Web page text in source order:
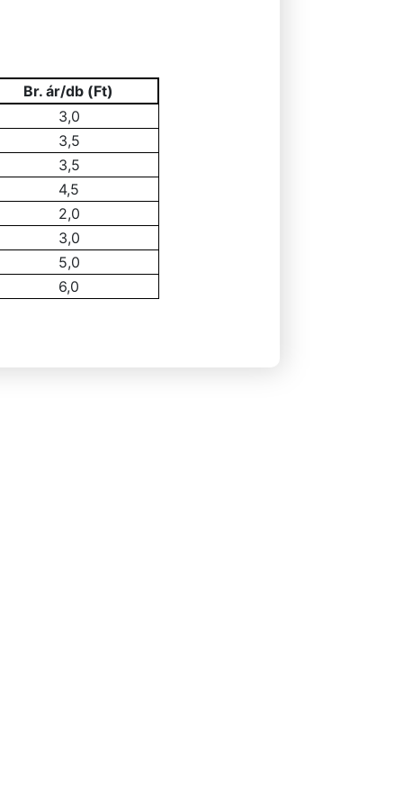
Br. ár/db (Ft)
3,0
3,5
3,5
4,5
2,0
3,0
5,0
6,0